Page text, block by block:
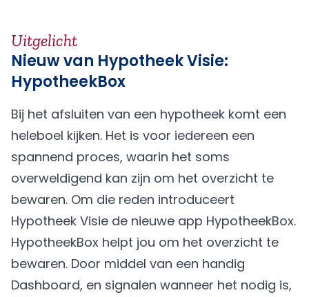
Uitgelicht
Nieuw van Hypotheek Visie:
HypotheekBox
Bij het afsluiten van een hypotheek komt een
heleboel kijken. Het is voor iedereen een
spannend proces, waarin het soms
overweldigend kan zijn om het overzicht te
bewaren. Om die reden introduceert
Hypotheek Visie de nieuwe app HypotheekBox.
HypotheekBox helpt jou om het overzicht te
bewaren. Door middel van een handig
Dashboard, en signalen wanneer het nodig is,